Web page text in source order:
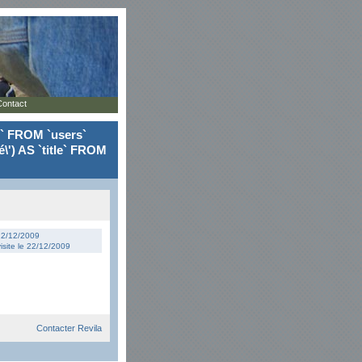
FROM `users`
AS `title` FROM
12/2009
le 22/12/2009
Contacter Revila